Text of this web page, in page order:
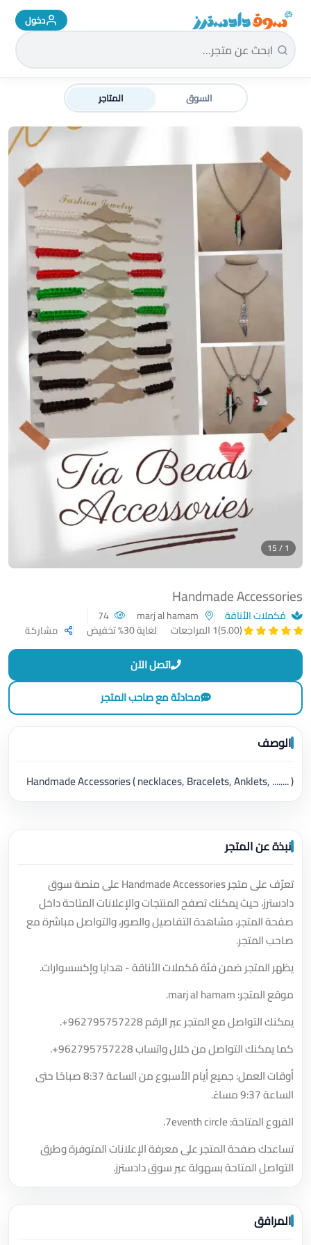
سوق دادسترز الرئيسية دخول
السوق المتاجر
Handmade Accessories
مُكملات الأناقة
(5.00)
1 المراجعات لغاية 30% تخفيض مشاركة
1 / 15
اتصل الآن
محادثة مع صاحب المتجر
الوصف
Handmade Accessories ( necklaces, Bracelets, Anklets, ........ )
نبذة عن المتجر
تعرّف على متجر Handmade Accessories على منصة سوق
دادسترز، حيث يمكنك تصفح المنتجات والإعلانات المتاحة داخل
صفحة المتجر، مشاهدة التفاصيل والصور، والتواصل مباشرة مع
صاحب المتجر.
يظهر المتجر ضمن فئة مُكملات الأناقة - هدايا وإكسسوارات.
موقع المتجر: marj al hamam.
يمكنك التواصل مع المتجر عبر الرقم+962795757228
.
كما يمكنك التواصل من خلال واتساب+962795757228
.
أوقات العمل: جميع أيام الأسبوع من الساعة 8:37 صباحًا حتى
الساعة 9:37 مساءً.
الفروع المتاحة: 7eventh circle.
تساعدك صفحة المتجر على معرفة الإعلانات المتوفرة وطرق
التواصل المتاحة بسهولة عبر سوق دادسترز.
المرافق